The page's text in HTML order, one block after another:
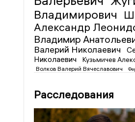
Владимирович
Александр
Владимир
Валерий Николаевич
Николаевич
Кузьмичев
Волков Валерий Вячеславович
Расследования